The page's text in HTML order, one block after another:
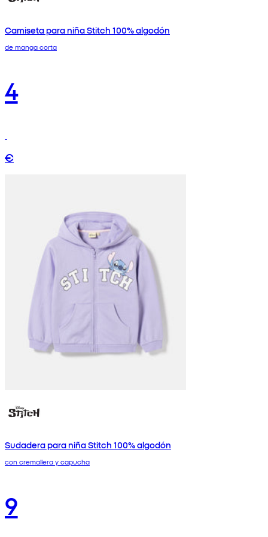
Camiseta para niña Stitch 100% algodón
de manga corta
4
€
Sudadera para niña Stitch 100% algodón
con cremallera y capucha
9